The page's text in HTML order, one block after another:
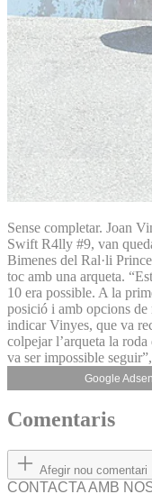
Sense completar. Joan
Swift R4lly #9, van
Bimenes del Ral·li
toc amb una arqueta.
10 era possible. A la
posició i amb opcions
indicar Vinyes, que va
colpejar l’arqueta la
va ser impossible
Google
Comentaris
Afegir nou comentari
CONTACTA AMB